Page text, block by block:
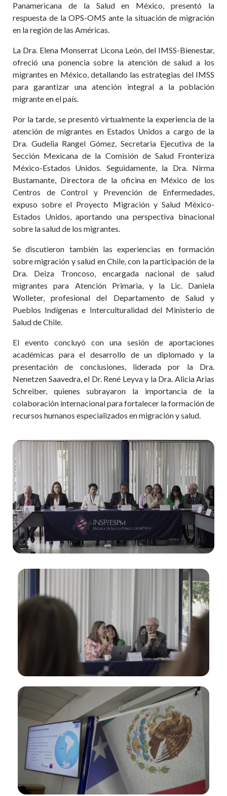
Panamericana de la Salud en México, presentó la
respuesta de la OPS-OMS ante la situación de migración
en la región de las Américas.
La Dra. Elena Monserrat Licona León, del IMSS-Bienestar,
ofreció una ponencia sobre la atención de salud a los
migrantes en México, detallando las estrategias del IMSS
para garantizar una atención integral a la población
migrante en el país.
Por la tarde, se presentó virtualmente la experiencia de la
atención de migrantes en Estados Unidos a cargo de la
Dra. Gudelia Rangel Gómez, Secretaria Ejecutiva de la
Sección Mexicana de la Comisión de Salud Fronteriza
México-Estados Unidos. Seguidamente, la Dra. Nirma
Bustamante, Directora de la oficina en México de los
Centros de Control y Prevención de Enfermedades,
expuso sobre el Proyecto Migración y Salud México-
Estados Unidos, aportando una perspectiva binacional
sobre la salud de los migrantes.
Se discutieron también las experiencias en formación
sobre migración y salud en Chile, con la participación de la
Dra. Deiza Troncoso, encargada nacional de salud
migrantes para Atención Primaria, y la Lic. Daniela
Wolleter, profesional del Departamento de Salud y
Pueblos Indígenas e Interculturalidad del Ministerio de
Salud de Chile.
El evento concluyó con una sesión de aportaciones
académicas para el desarrollo de un diplomado y la
presentación de conclusiones, liderada por la Dra.
Nenetzen Saavedra, el Dr. René Leyva y la Dra. Alicia Arias
Schreiber, quienes subrayaron la importancia de la
colaboración internacional para fortalecer la formación de
recursos humanos especializados en migración y salud.